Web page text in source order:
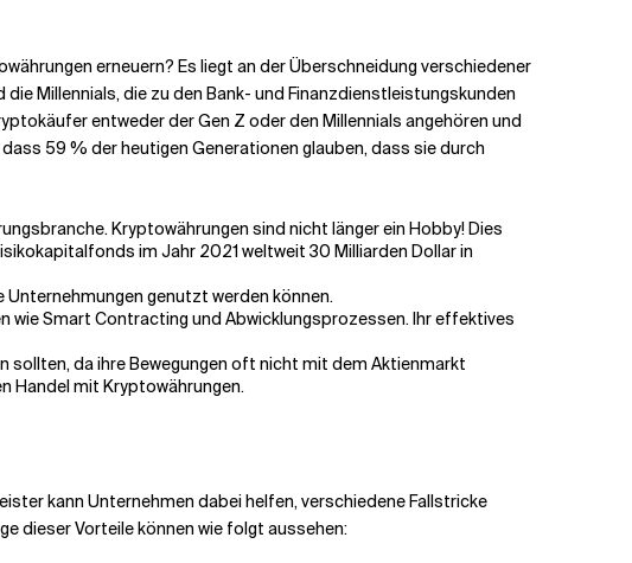
erneuern? Es liegt an der Überschneidung verschiedener
Millennials, die zu den Bank- und Finanzdienstleistungskunden
entweder der Gen Z oder den Millennials angehören und
59 % der heutigen Generationen glauben, dass sie durch
Kryptowährungen sind nicht länger ein Hobby! Dies
im Jahr 2021 weltweit 30 Milliarden Dollar in
Unternehmungen genutzt werden können.
wie Smart Contracting und Abwicklungsprozessen. Ihr effektives
sollten, da ihre Bewegungen oft nicht mit dem Aktienmarkt
Handel mit Kryptowährungen.
kann Unternehmen dabei helfen, verschiedene Fallstricke
dieser Vorteile können wie folgt aussehen: